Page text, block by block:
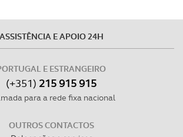
pode ter impacto na sua
no Website e nos serviços
ASSISTÊNCIA E APOIO 24H
E ESTRANGEIRO
(+351) 215 915 915
para a rede fixa nacional
OUTROS CONTACTOS